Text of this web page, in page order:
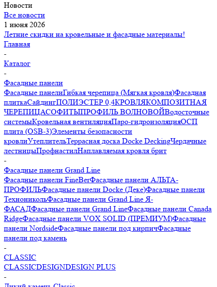
Новости
Все новости
1 июня 2026
Летние скидки на кровельные и фасадные материалы!
Главная
-
Каталог
-
Фасадные панели
Фасадные панелиГибкая черепица (Мягкая кровля)Фасадная
плиткаСайдингПОЛИЭСТЕР 0,4КРОВЛЯКОМПОЗИТНАЯ
ЧЕРЕПИЦАСОФИТЫПРОФИЛЬ ВОЛНОВОЙВодосточные
системыКровельная вентиляцияПаро-гидроизоляцияОСП
плита (OSB-3)Элементы безопасности
кровлиУтеплительТеррасная доска Docke DeckingЧердачные
лестницыПрофнастилНаплавляемая кровля брит
-
Фасадные панели Grand Line
Фасадные панели FineBerФасадные панели АЛЬТА-
ПРОФИЛЬФасадные панели Docke (Деке)Фасадные панели
ТехноникольФасадные панели Grand Line Я-
ФАСАДФасадные панели Grand LineФасадные панели Canada
RidgeФасадные панели VOX SOLID (ПРЕМИУМ)Фасадные
панели NordsideФасадные панели под кирпичФасадные
панели под камень
-
CLASSIC
CLASSICDESIGNDESIGN PLUS
-